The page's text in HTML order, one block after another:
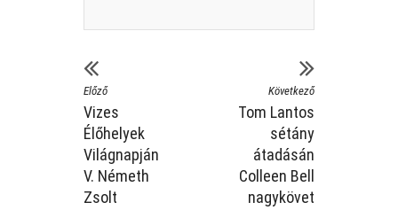
Előző
Vizes
Élőhelyek
Világnapján
V. Németh
Zsolt
Következő
Tom Lantos
sétány
átadásán
Colleen Bell
nagykövet